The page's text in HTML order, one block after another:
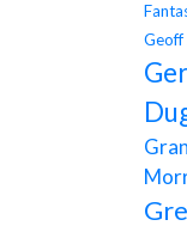
Geoff